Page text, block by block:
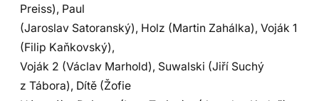
Preiss), Paul
(Jaroslav Satoranský), Holz (Martin Zahálka), Voják 1
(Filip Kaňkovský),
Voják 2 (Václav Marhold), Suwalski (Jiří Suchý
z Tábora), Dítě (Žofie